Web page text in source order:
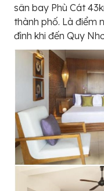
sân bay Phù Cát
thành phố. Là điểm
đình khi đến Quy